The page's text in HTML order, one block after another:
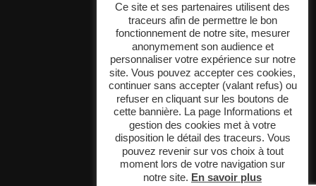
Epicerie fine
Charcuterie / Fromages
Vins / Spiritueux
Actualités et contact
Réalisé par Com'On
|
Partenaires /
Ce site et ses partenaires utilisent des
traceurs afin de permettre le bon
fonctionnement de notre site, mesurer
anonymement son audience et
personnaliser votre expérience sur notre
site. Vous pouvez accepter ces cookies,
continuer sans accepter (valant refus) ou
refuser en cliquant sur les boutons de
cette bannière. La page Informations et
gestion des cookies met à votre
disposition le détail des traceurs. Vous
pouvez revenir sur vos choix à tout
moment lors de votre navigation sur
notre site. En savoir plus